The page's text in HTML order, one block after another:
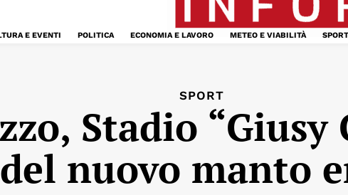
E EVENTI POLITICA ECONOMIA E LAVORO METEO E VIABILITÀ SPORT
SPORT
Stadio “Giusy
nuovo manto